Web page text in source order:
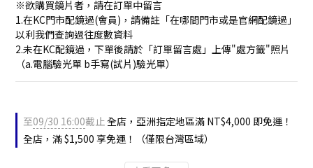
※欲購買鏡片者，請在訂單中留言
1.在KC門市配鏡過(會員)，請備註「在哪間門市或是官網配鏡過」
以利我們查詢過往度數資料
2.未在KC配鏡過，下單後請於「訂單留言處」上傳"處方籤"照片
（a.電腦驗光單 b手寫(試片)驗光單）
至09/30 16:00截止全店，亞洲指定地區滿 NT$4,000 即免運！
全店，滿 $1,500 享免運！（僅限台灣區域）